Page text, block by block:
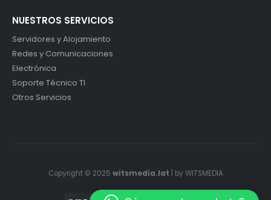
NUESTROS SERVICIOS
Servidores y Alojamiento
Redes y Comunicaciones
Electrónica
Soporte Técnico TI
Otros Servicios
Copyright © 2025 witsmedia.lat | by WITSMEDIA